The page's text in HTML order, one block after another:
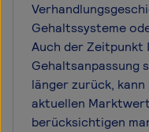
Gehaltssysteme
Auch der Zeitpunkt
Gehaltsanpassung
länger zurück,
aktuellen
berücksichtigen